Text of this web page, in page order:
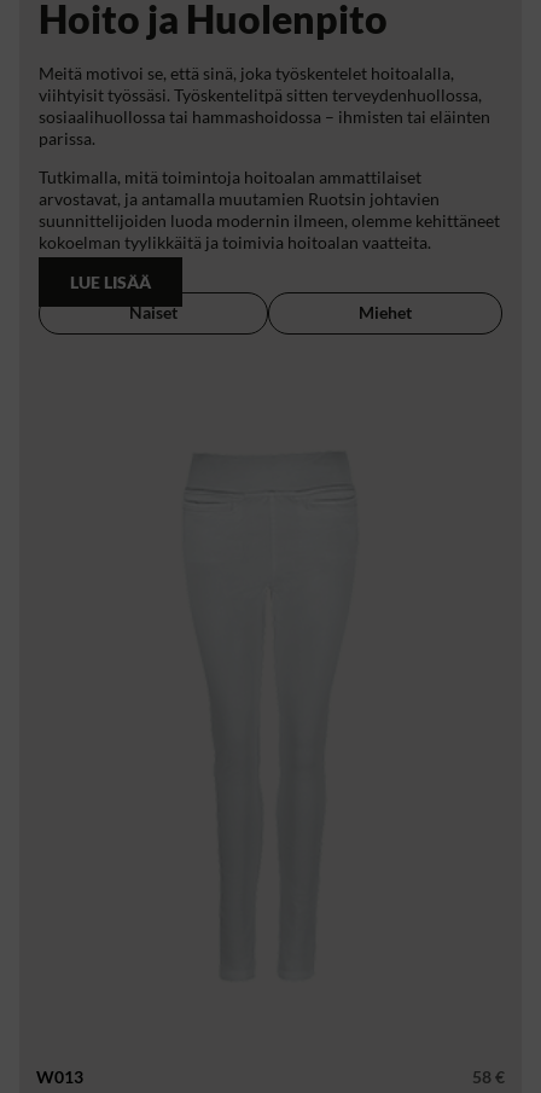
Hoito ja Huolenpito
Meitä motivoi se, että sinä, joka työskentelet hoitoalalla,
viihtyisit työssäsi. Työskentelitpä sitten terveydenhuollossa,
sosiaalihuollossa tai hammashoidossa – ihmisten tai eläinten
parissa.
Tutkimalla, mitä toimintoja hoitoalan ammattilaiset
arvostavat, ja antamalla muutamien Ruotsin johtavien
suunnittelijoiden luoda modernin ilmeen, olemme kehittäneet
kokoelman tyylikkäitä ja toimivia hoitoalan vaatteita.
LUE LISÄÄ
Naiset
Miehet
W013
58 €